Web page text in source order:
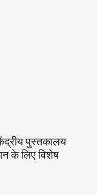
पुस्तकालय
के लिए विशेष